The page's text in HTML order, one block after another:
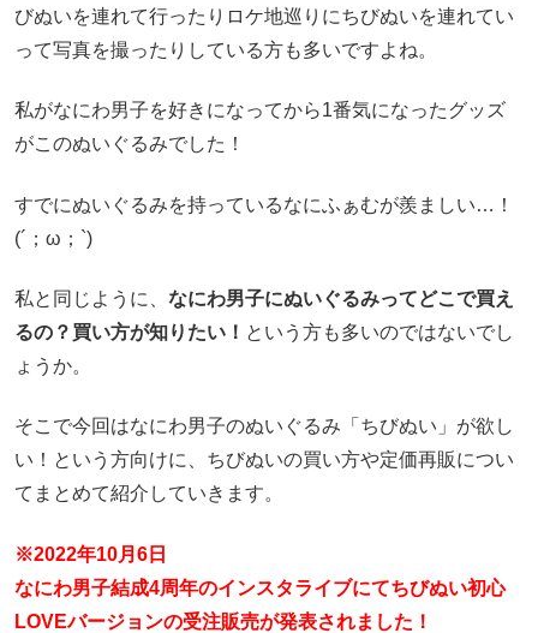
びぬいを連れて行ったりロケ地巡りにちびぬいを連れてい
って写真を撮ったりしている方も多いですよね。
私がなにわ男子を好きになってから1番気になったグッズ
がこのぬいぐるみでした！
すでにぬいぐるみを持っているなにふぁむが羨ましい…！
(´；ω；`)
私と同じように、 なにわ男子にぬいぐるみってどこで買え
るの？買い方が知りたい！ という方も多いのではないでし
ょうか。
そこで今回はなにわ男子のぬいぐるみ「ちびぬい」が欲し
い！という方向けに、ちびぬいの買い方や定価再販につい
てまとめて紹介していきます。
※2022年10月6日
なにわ男子結成4周年のインスタライブにてちびぬい初心
LOVEバージョンの受注販売が発表されました！